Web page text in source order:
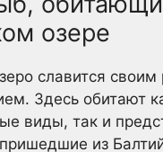
озере
славится
Здесь обитают
виды, так и
из